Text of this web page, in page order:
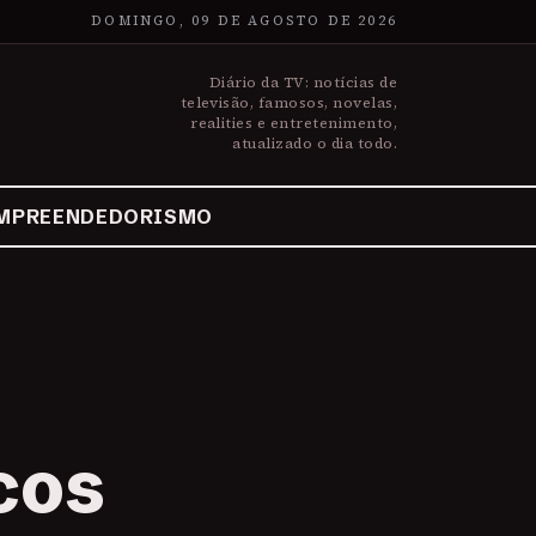
DOMINGO, 09 DE AGOSTO DE 2026
Diário da TV: notícias de
televisão, famosos, novelas,
realities e entretenimento,
atualizado o dia todo.